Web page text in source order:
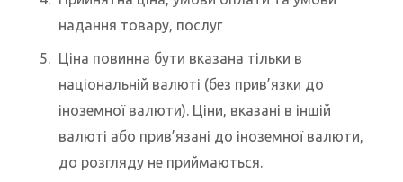
надання товару, послуг
Ціна повинна бути вказана тільки в
національній валюті (без прив’язки до
іноземної валюти). Ціни, вказані в іншій
валюті або прив’язані до іноземної валюти,
до розгляду не приймаються.